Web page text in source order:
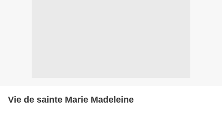
Vie de sainte Marie Madeleine